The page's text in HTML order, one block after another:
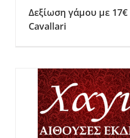
Δεξίωση γάμου με
Cavallari